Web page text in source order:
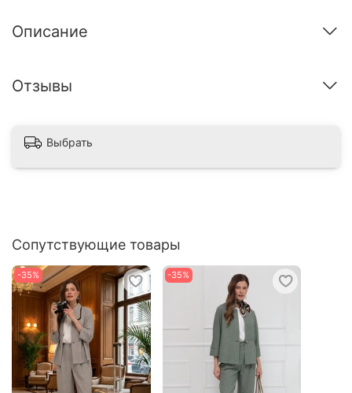
Описание
Отзывы
Выбрать
Сопутствующие товары
-35% -35%